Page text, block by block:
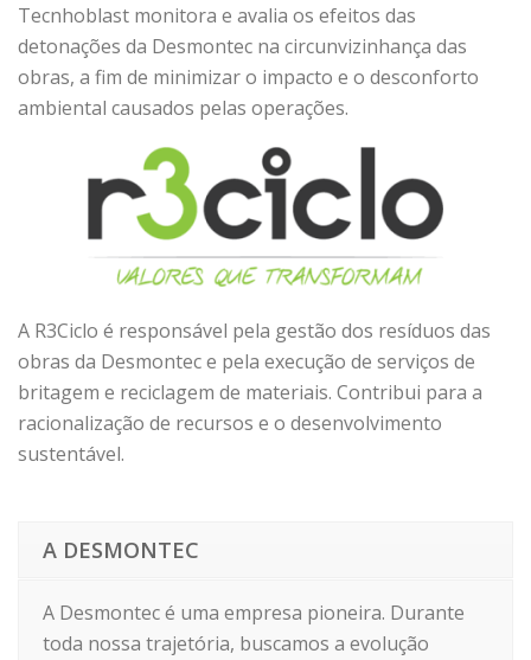
Tecnhoblast monitora e avalia os efeitos das
detonações da Desmontec na circunvizinhança das
obras, a fim de minimizar o impacto e o desconforto
ambiental causados pelas operações.
A R3Ciclo é responsável pela gestão dos resíduos das
obras da Desmontec e pela execução de serviços de
britagem e reciclagem de materiais. Contribui para a
racionalização de recursos e o desenvolvimento
sustentável.
A DESMONTEC
A Desmontec é uma empresa pioneira. Durante
toda nossa trajetória, buscamos a evolução